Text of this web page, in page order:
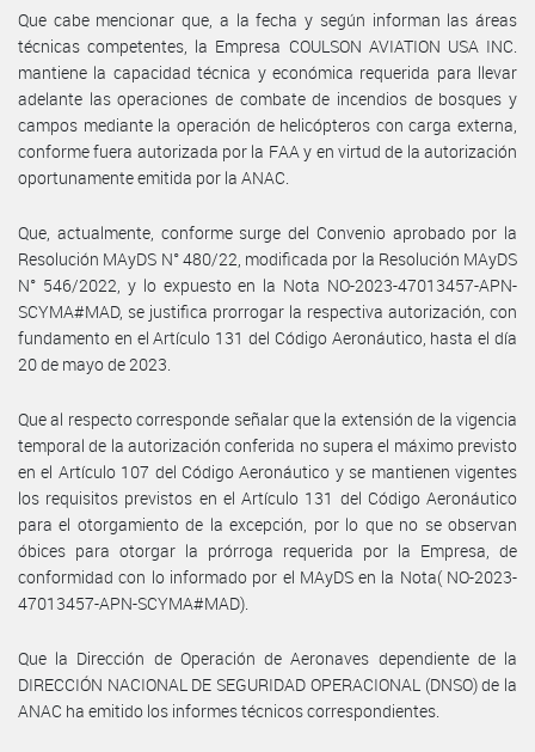
Que cabe mencionar que, a la fecha y según informan las áreas
técnicas competentes, la Empresa COULSON AVIATION USA INC.
mantiene la capacidad técnica y económica requerida para llevar
adelante las operaciones de combate de incendios de bosques y
campos mediante la operación de helicópteros con carga externa,
conforme fuera autorizada por la FAA y en virtud de la autorización
oportunamente emitida por la ANAC.
Que, actualmente, conforme surge del Convenio aprobado por la
Resolución MAyDS N° 480/22, modificada por la Resolución MAyDS
N° 546/2022, y lo expuesto en la Nota NO-2023-47013457-APN-
SCYMA#MAD, se justifica prorrogar la respectiva autorización, con
fundamento en el Artículo 131 del Código Aeronáutico, hasta el día
20 de mayo de 2023.
Que al respecto corresponde señalar que la extensión de la vigencia
temporal de la autorización conferida no supera el máximo previsto
en el Artículo 107 del Código Aeronáutico y se mantienen vigentes
los requisitos previstos en el Artículo 131 del Código Aeronáutico
para el otorgamiento de la excepción, por lo que no se observan
óbices para otorgar la prórroga requerida por la Empresa, de
conformidad con lo informado por el MAyDS en la Nota( NO-2023-
47013457-APN-SCYMA#MAD).
Que la Dirección de Operación de Aeronaves dependiente de la
DIRECCIÓN NACIONAL DE SEGURIDAD OPERACIONAL (DNSO) de la
ANAC ha emitido los informes técnicos correspondientes.